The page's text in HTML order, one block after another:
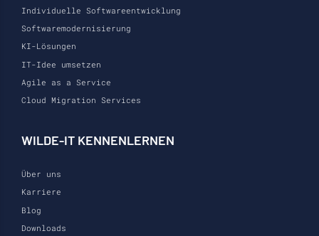
Individuelle Softwareentwicklung
Softwaremodernisierung
KI-Lösungen
IT-Idee umsetzen
Agile as a Service
Cloud Migration Services
WILDE-IT KENNENLERNEN
Über uns
Karriere
Blog
Downloads